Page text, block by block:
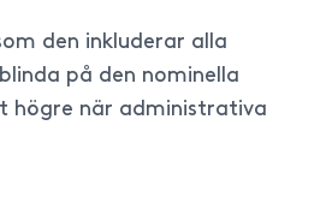
den inkluderar alla
på den nominella
högre när administrativa